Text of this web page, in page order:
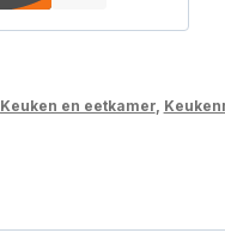
Keuken en eetkamer,